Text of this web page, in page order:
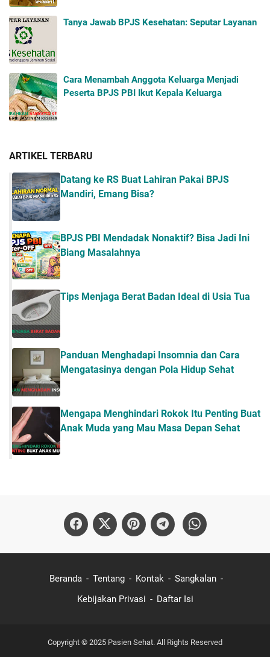
Tanya Jawab BPJS Kesehatan: Seputar Layanan
Cara Menambah Anggota Keluarga Menjadi
Peserta BPJS PBI Ikut Kepala Keluarga
ARTIKEL TERBARU
Datang ke RS Buat Lahiran Pakai BPJS
Mandiri, Emang Bisa?
BPJS PBI Mendadak Nonaktif? Bisa Jadi Ini
Biang Masalahnya
Tips Menjaga Berat Badan Ideal di Usia Tua
Panduan Menghadapi Insomnia dan Cara
Mengatasinya dengan Pola Hidup Sehat
Mengapa Menghindari Rokok Itu Penting Buat
Anak Muda yang Mau Masa Depan Sehat
Beranda Tentang Kontak
Sangkalan
Kebijakan Privasi
Daftar Isi
Copyright © 2025 Pasien Sehat. All Rights Reserved